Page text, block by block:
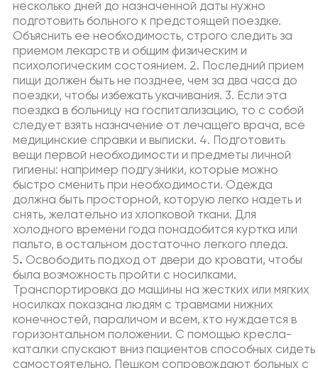
несколько дней до назначенной даты нужно
подготовить больного к предстоящей поездке.
Объяснить ее необходимость, строго следить за
приемом лекарств и общим физическим и
психологическим состоянием. 2. Последний прием
пищи должен быть не позднее, чем за два часа до
поездки, чтобы избежать укачивания. 3. Если эта
поездка в больницу на госпитализацию, то с собой
следует взять назначение от лечащего врача, все
медицинские справки и выписки. 4. Подготовить
вещи первой необходимости и предметы личной
гигиены: например подгузники, которые можно
быстро сменить при необходимости. Одежда
должна быть просторной, которую легко надеть и
снять, желательно из хлопковой ткани. Для
холодного времени года понадобится куртка или
пальто, в остальном достаточно легкого пледа.
5. Освободить подход от двери до кровати, чтобы
была возможность пройти с носилками.
Транспортировка до машины на жестких или мягких
носилках показана людям с травмами нижних
конечностей, параличом и всем, кто нуждается в
горизонтальном положении. С помощью кресла-
каталки спускают вниз пациентов способных сидеть
самостоятельно. Пешком сопровождают больных с